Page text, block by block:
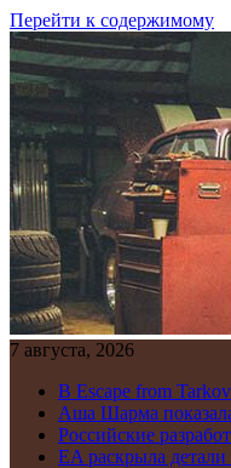
Перейти к содержимому
7 августа, 2026
В Escape from
Аша Шарма
Российские
EA раскрыла